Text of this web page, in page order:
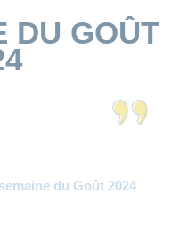
DU GOÛT
du Goût 2024